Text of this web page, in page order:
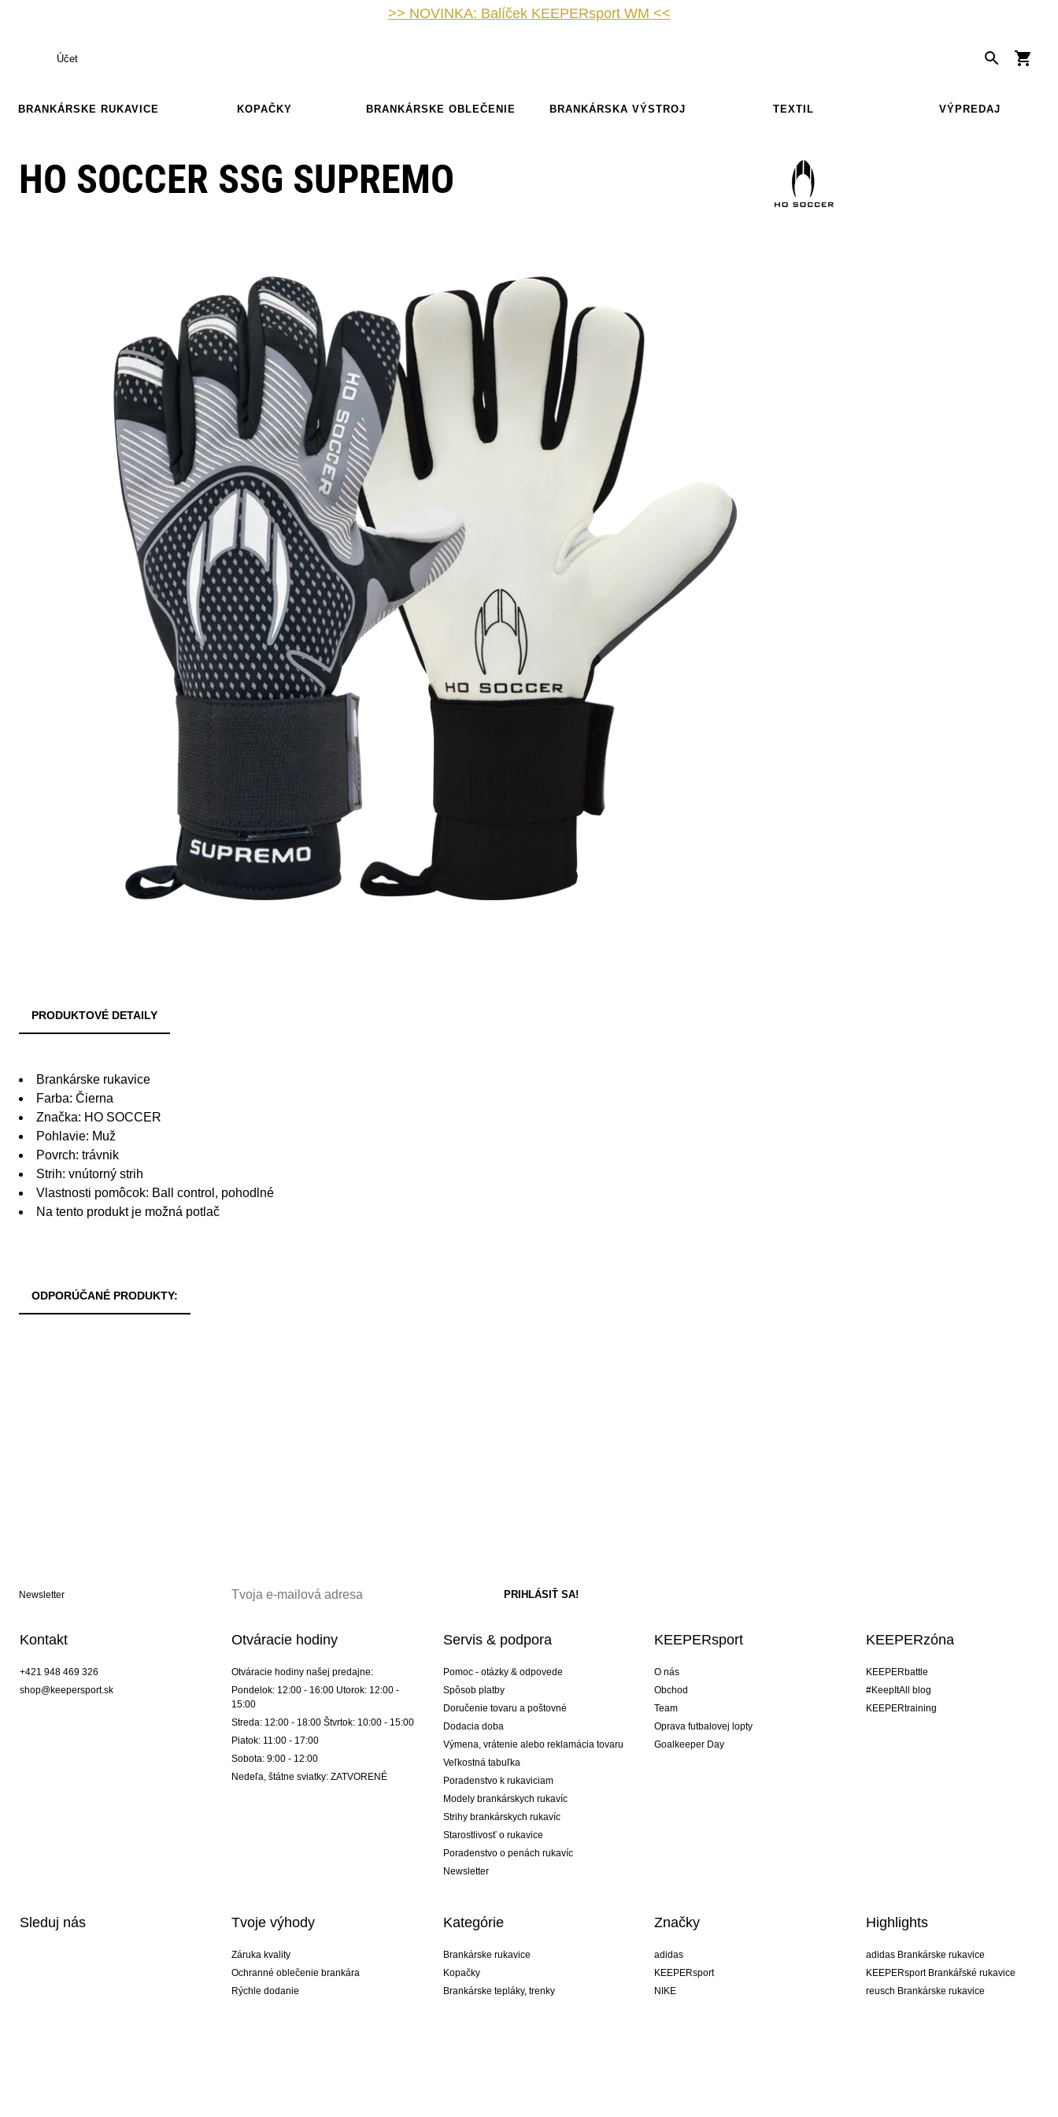
>> NOVINKA: Balíček KEEPERsport WM <<
Účet
BRANKÁRSKE RUKAVICE KOPAČKY BRANKÁRSKE OBLEČENIE BRANKÁRSKA VÝSTROJ TEXTIL VÝPREDAJ
HO SOCCER SSG SUPREMO
PRODUKTOVÉ DETAILY
Brankárske rukavice
Farba: Čierna
Značka: HO SOCCER
Pohlavie: Muž
Povrch: trávnik
Strih: vnútorný strih
Vlastnosti pomôcok: Ball control, pohodlné
Na tento produkt je možná potlač
ODPORÚČANÉ PRODUKTY:
Newsletter
Kontakt
+421 948 469 326
shop@keepersport.sk
Otváracie hodiny
Otváracie hodiny našej predajne:
Pondelok: 12:00 - 16:00 Utorok: 12:00 -
15:00
Streda: 12:00 - 18:00 Štvrtok: 10:00 - 15:00
Piatok: 11:00 - 17:00
Sobota: 9:00 - 12:00
Nedeľa, štátne sviatky: ZATVORENÉ
Servis & podpora
Pomoc - otázky & odpovede
Spôsob platby
Doručenie tovaru a poštovné
Dodacia doba
Výmena, vrátenie alebo reklamácia tovaru
Veľkostná tabuľka
Poradenstvo k rukaviciam
Modely brankárskych rukavíc
Strihy brankárskych rukavíc
Starostlivosť o rukavice
Poradenstvo o penách rukavíc
Newsletter
KEEPERsport
O nás
Obchod
Team
Oprava futbalovej lopty
Goalkeeper Day
KEEPERzóna
KEEPERbattle
#KeepItAll blog
KEEPERtraining
Sleduj nás Tvoje výhody
Záruka kvality
Ochranné oblečenie brankára
Rýchle dodanie
Kategórie
Brankárske rukavice
Kopačky
Brankárske tepláky, trenky
Značky
adidas
KEEPERsport
NIKE
Highlights
adidas Brankárske rukavice
KEEPERsport Brankářské rukavice
reusch Brankárske rukavice